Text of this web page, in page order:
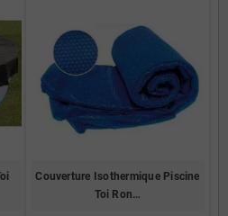
Couverture Isothermique Piscine
Toi Ron…